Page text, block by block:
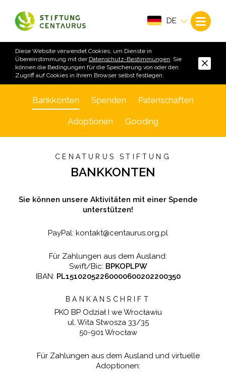
DE
Diese Website verwendet Cookies, um Dienste in
Übereinstimmung mit der Datenschutz-Bestimmungen. Sie
können die Bedingungen für die Speicherung von oder den
Zugriff auf Cookies in Ihrem Browser selbst festlegen.
Bankkonten Spenden Patenschaften
Adoptionen Gooding
CENATURUS STIFTUNG
BANKKONTEN
Sie können unsere Aktivitäten mit einer Spende
unterstützen!
PayPal: kontakt@centaurus.org.pl
Für Zahlungen aus dem Ausland:
Swift/Bic: BPKOPLPW
IBAN: PL15102052260000600202200350
BANKANSCHRIFT
PKO BP Odział I we Wrocławiu
ul. Wita Stwosza 33/35
50-901 Wrocław
Für Zahlungen aus dem Ausland und virtuelle
Adoptionen: